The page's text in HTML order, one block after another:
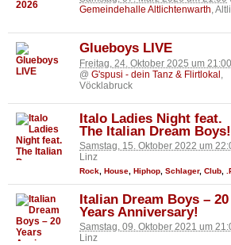
Gemeindehalle Altlichtenwarth ,
Glueboys LIVE
Freitag, 24. Oktober 2025 um 21:00
@ G'spusi - dein Tanz & Flirtlokal
Vöcklabruck
Italo Ladies Night feat.
The Italian Dream Boys!
Samstag, 15. Oktober 2022 um
Linz
Rock House Hiphop Schlager, Club
Italian Dream Boys – 20
Years Anniversary!
Samstag, 09. Oktober 2021 um
Linz